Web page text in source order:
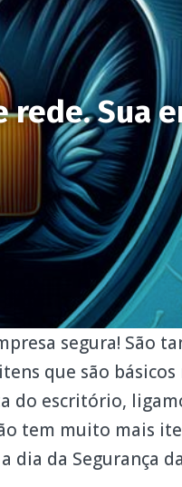
rede. Sua
segura! São
que são básicos
do escritório,
tem muito mais
dia da Segurança